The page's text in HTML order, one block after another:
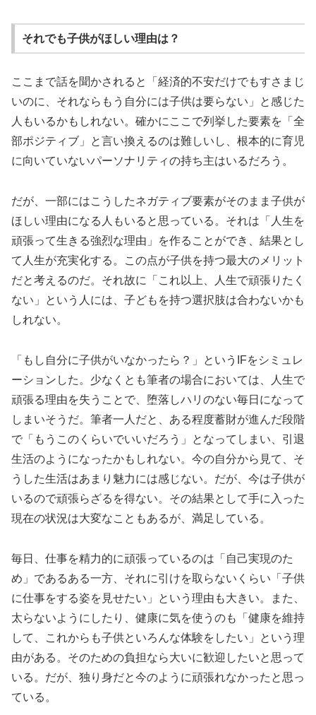
それでも子供がほしい理由は？
ここまで話を聞かされると「経済的不安だけでもすさまじ
いのに、それならもう自分には子供は要らない」と感じた
人もいるかもしれない。確かにここで列挙した要素を「全
部ポジティブ」と言い換えるのは難しいし、根本的に育児
に向いていないパーソナリティの持ち主はいるだろう。
だが、一部にはこうしたネガティブ要素がそのまま子供が
ほしい理由になる人もいると思っている。それは「人生を
頑張って生きる強烈な理由」を作ることができ、結果とし
て人生が充実化する。この点が子供を持つ最大のメリット
だと考えるのだ。それ故に「これ以上、人生で頑張りたく
ない」という人には、子どもを持つ選択肢は合わないかも
しれない。
「もし自分に子供がいなかったら？」というIFをシミュレ
ーションした。少なくとも筆者の場合においては、人生で
頑張る理由を失うことで、堕落しハリのない毎日になって
しまいそうだ。筆者一人だと、ある程度蓄財が進んだ段階
で「もうこのくらいでいいだろう」となってしまい、引退
生活のようになったかもしれない。今の自分から見て、そ
うした生活はあまり魅力には感じない。だが、今は子供が
いるので頑張らざるを得ない。その結果として手に入った
現在の状況は大変なこともあるが、満足している。
毎日、仕事を精力的に頑張っているのは「自己実現のた
め」であるある一方、それに引けを取らないくらい「子供
に仕事をする姿を見せたい」という理由も大きい。また、
太らないようにしたり、健康に気を使うのも「健康を維持
して、これからも子供といろんな体験をしたい」という理
由がある。そのための負担なら大いに歓迎したいと思って
いる。だが、独り身だと今のように頑張れなかったと思っ
ている。